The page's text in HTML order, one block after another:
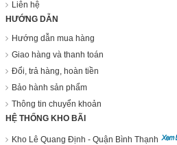
Liên hệ
HƯỚNG DẪN
Hướng dẫn mua hàng
Giao hàng và thanh toán
Đổi, trả hàng, hoàn tiền
Bảo hành sản phẩm
Thông tin chuyển khoản
HỆ THỐNG KHO BÃI
Kho Lê Quang Định - Quận Bình Thạnh